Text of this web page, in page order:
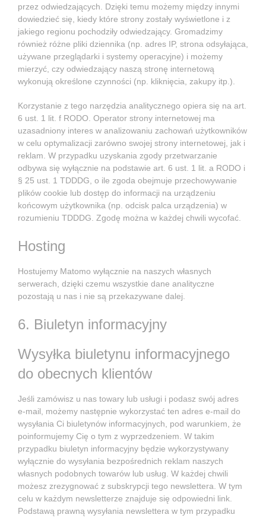
przez odwiedzających. Dzięki temu możemy między innymi
dowiedzieć się, kiedy które strony zostały wyświetlone i z
jakiego regionu pochodziły odwiedzający. Gromadzimy
również różne pliki dziennika (np. adres IP, strona odsyłająca,
używane przeglądarki i systemy operacyjne) i możemy
mierzyć, czy odwiedzający naszą stronę internetową
wykonują określone czynności (np. kliknięcia, zakupy itp.).
Korzystanie z tego narzędzia analitycznego opiera się na art.
6 ust. 1 lit. f RODO. Operator strony internetowej ma
uzasadniony interes w analizowaniu zachowań użytkowników
w celu optymalizacji zarówno swojej strony internetowej, jak i
reklam. W przypadku uzyskania zgody przetwarzanie
odbywa się wyłącznie na podstawie art. 6 ust. 1 lit. a RODO i
§ 25 ust. 1 TDDDG, o ile zgoda obejmuje przechowywanie
plików cookie lub dostęp do informacji na urządzeniu
końcowym użytkownika (np. odcisk palca urządzenia) w
rozumieniu TDDDG. Zgodę można w każdej chwili wycofać.
Hosting
Hostujemy Matomo wyłącznie na naszych własnych
serwerach, dzięki czemu wszystkie dane analityczne
pozostają u nas i nie są przekazywane dalej.
6. Biuletyn informacyjny
Wysyłka biuletynu informacyjnego
do obecnych klientów
Jeśli zamówisz u nas towary lub usługi i podasz swój adres
e-mail, możemy następnie wykorzystać ten adres e-mail do
wysyłania Ci biuletynów informacyjnych, pod warunkiem, że
poinformujemy Cię o tym z wyprzedzeniem. W takim
przypadku biuletyn informacyjny będzie wykorzystywany
wyłącznie do wysyłania bezpośrednich reklam naszych
własnych podobnych towarów lub usług. W każdej chwili
możesz zrezygnować z subskrypcji tego newslettera. W tym
celu w każdym newsletterze znajduje się odpowiedni link.
Podstawą prawną wysyłania newslettera w tym przypadku